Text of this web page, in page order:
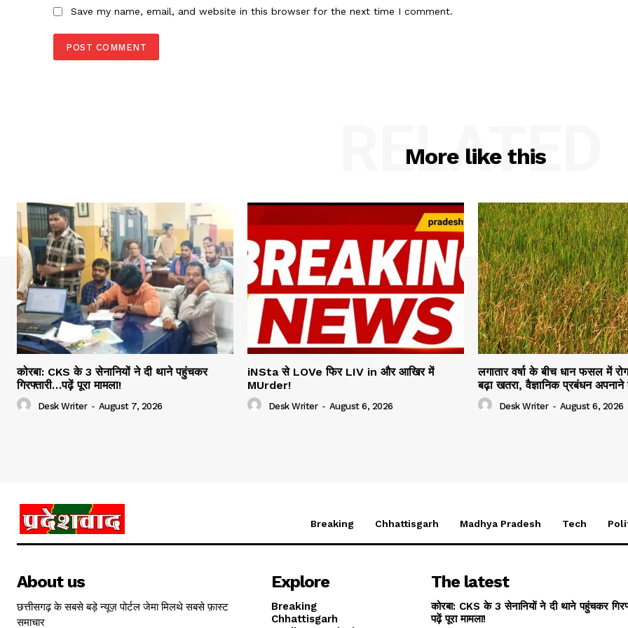
Save my name, email, and website in this browser for the next time I comment.
More like this
RELATED
कोरबा: CKS के 3 सेनानियों ने दी थाने पहुंचकर
गिरफ्तारी…पढ़ें पूरा मामला!
Desk Writer - August 7, 2026
iNSta से LOVe फिर LIV in और आखिर में
MUrder!
Desk Writer - August 6, 2026
लगातार वर्षा के बीच धान फसल में
बढ़ा खतरा, वैज्ञानिक प्रबंधन
Desk Writer - August 6, 2026
Breaking Chhattisgarh Madhya Pradesh Tech
About us
छत्तीसगढ़ के सबसे बड़े न्यूज़ पोर्टल जेमा मिलथे सबसे फ़ास्ट
समाचार
Explore
Breaking
Chhattisgarh
The latest
कोरबा: CKS के 3 सेनानियों ने दी थाने पहुंचकर
पढ़ें पूरा मामला!